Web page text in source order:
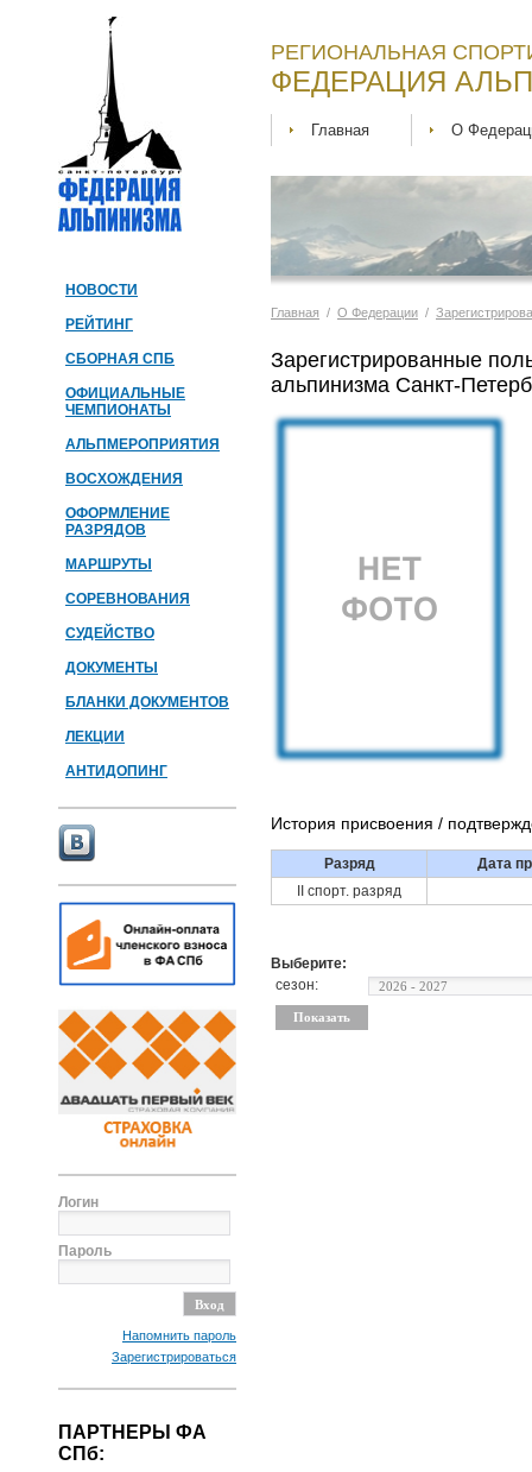
НОВОСТИ
РЕЙТИНГ
СБОРНАЯ СПБ
ОФИЦИАЛЬНЫЕ
ЧЕМПИОНАТЫ
АЛЬПМЕРОПРИЯТИЯ
ВОСХОЖДЕНИЯ
ОФОРМЛЕНИЕ
РАЗРЯДОВ
МАРШРУТЫ
СОРЕВНОВАНИЯ
СУДЕЙСТВО
ДОКУМЕНТЫ
БЛАНКИ ДОКУМЕНТОВ
ЛЕКЦИИ
АНТИДОПИНГ
Логин
Пароль
Напомнить пароль
Зарегистрироваться
ПАРТНЕРЫ ФА
СПб:
РЕГИОНАЛЬНАЯ
ФЕДЕРАЦИЯ
Главная О
Главная / О Федерации /
Зарегистрированные
альпинизма Санкт-
История присвоения /
Разряд
Дата
II спорт. разряд
Выберите:
сезон: